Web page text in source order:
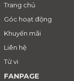
Trang chủ
Góc hoạt động
Khuyến mãi
Liên hệ
Tử vi
FANPAGE